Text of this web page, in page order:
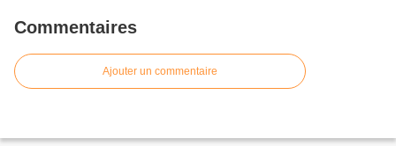
Commentaires
Ajouter un commentaire